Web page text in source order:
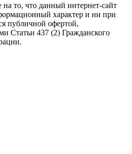
то, что данный интернет-сайт
характер и ни при
публичной офертой,
Статьи 437 (2) Гражданского